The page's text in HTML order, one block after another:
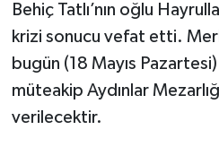
Behiç Tatlı’nın oğlu
krizi sonucu vefat etti.
bugün (18 Mayıs
müteakip Aydınlar
verilecektir.